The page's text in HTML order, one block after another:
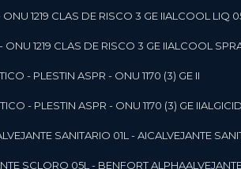
1219 CLAS DE RISCO 3 GE II ALCOOL LIQ
1219 CLAS DE RISCO 3 GE II ALCOOL
- PLESTIN ASPR - ONU 1170 (3) GE II
- PLESTIN ASPR - ONU 1170 (3) GE II
ALVEJANTE SANITARIO 01L - AIC ALVEJANTE
SCLORO 05L - BENFORT ALPHA